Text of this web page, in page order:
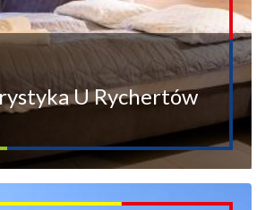
U Rychertów